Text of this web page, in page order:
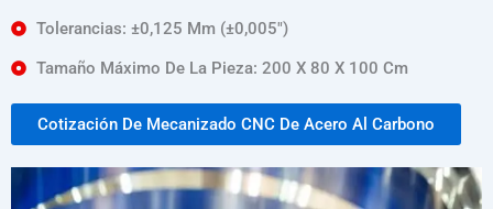
Tolerancias: ±0,125 Mm (±0,005″)
Tamaño Máximo De La Pieza: 200 X 80 X 100 Cm
Cotización De Mecanizado CNC De Acero Al Carbono